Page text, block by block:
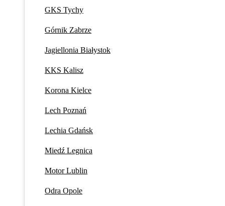
GKS Tychy
Górnik Zabrze
Jagiellonia Białystok
KKS Kalisz
Korona Kielce
Lech Poznań
Lechia Gdańsk
Miedź Legnica
Motor Lublin
Odra Opole